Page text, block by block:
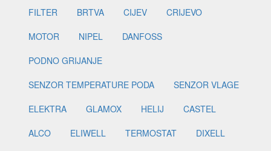
FILTER
BRTVA CIJEV
CRIJEVO
MOTOR
NIPEL
DANFOSS
PODNO GRIJANJE
SENZOR TEMPERATURE PODA
SENZOR VLAGE
ELEKTRA
GLAMOX HELIJ
CASTEL
ALCO
ELIWELL TERMOSTAT
DIXELL